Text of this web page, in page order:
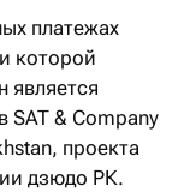
платежах
которой
является
SAT & Company
проекта
дзюдо РК.